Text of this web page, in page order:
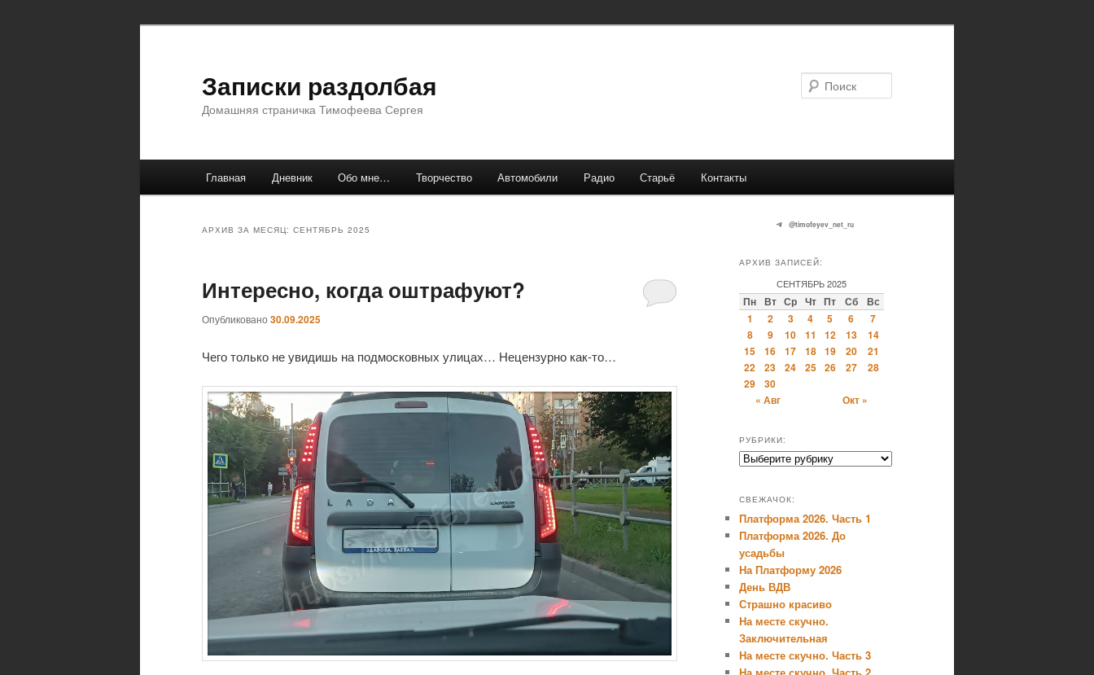
Записки раздолбая
Домашняя страничка Тимофеева Сергея
Главная Дневник Обо мне… Творчество Автомобили Радио Старьё Контакты
АРХИВ ЗА МЕСЯЦ: СЕНТЯБРЬ 2025
Интересно, когда оштрафуют?
Опубликовано 30.09.2025
Чего только не увидишь на подмосковных улицах… Нецензурно как-то…
@timofeyev_net_ru
АРХИВ ЗАПИСЕЙ:
СЕНТЯБРЬ 2025
Пн Вт Ср Чт Пт Сб
Вс
1
2 3 4 5 6
7
8
9 10 11 12 13
14
15
16 17 18 19 20
21
22
23 24 25 26 27
28
29
30
« Авг
Окт »
РУБРИКИ:
Рубрики:
СВЕЖАЧОК:
Платформа 2026. Часть 1
Платформа 2026. До
усадьбы
На Платформу 2026
День ВДВ
Страшно красиво
На месте скучно.
Заключительная
На месте скучно. Часть 3
На месте скучно. Часть 2